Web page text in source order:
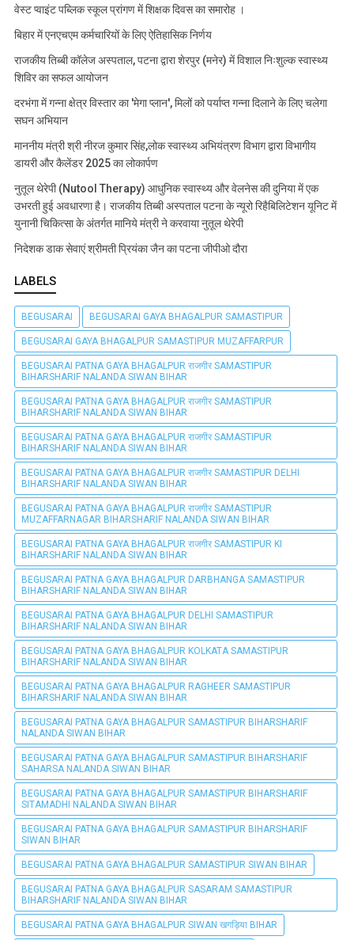
वेस्ट प्वाइंट पब्लिक स्कूल प्रांगण में शिक्षक दिवस का समारोह ।
बिहार में एनएचएम कर्मचारियों के लिए ऐतिहासिक निर्णय
राजकीय तिब्बी कॉलेज अस्पताल, पटना द्वारा शेरपुर (मनेर) में विशाल निःशुल्क स्वास्थ्य
शिविर का सफल आयोजन
दरभंगा में गन्ना क्षेत्र विस्तार का 'मेगा प्लान', मिलों को पर्याप्त गन्ना दिलाने के लिए चलेगा
सघन अभियान
माननीय मंत्री श्री नीरज कुमार सिंह,लोक स्वास्थ्य अभियंत्रण विभाग द्वारा विभागीय
डायरी और कैलेंडर 2025 का लोकार्पण
नुतूल थेरेपी (Nutool Therapy) आधुनिक स्वास्थ्य और वेलनेस की दुनिया में एक
उभरती हुई अवधारणा है। राजकीय तिब्बी अस्पताल पटना के न्यूरो रिहैबिलिटेशन यूनिट में
युनानी चिकित्सा के अंतर्गत मानिये मंत्री ने करवाया नुतूल थेरेपी
निदेशक डाक सेवाएं श्रीमती प्रियंका जैन का पटना जीपीओ दौरा
LABELS
BEGUSARAI BEGUSARAI GAYA BHAGALPUR SAMASTIPUR
BEGUSARAI GAYA BHAGALPUR SAMASTIPUR MUZAFFARPUR
BEGUSARAI PATNA GAYA BHAGALPUR राजगीर SAMASTIPUR
BIHARSHARIF NALANDA SIWAN BIHAR
BEGUSARAI PATNA GAYA BHAGALPUR राजगीर SAMASTIPUR
BIHARSHARIF NALANDA SIWAN BIHAR
BEGUSARAI PATNA GAYA BHAGALPUR राजगीर SAMASTIPUR
BIHARSHARIF NALANDA SIWAN BIHAR
BEGUSARAI PATNA GAYA BHAGALPUR राजगीर SAMASTIPUR DELHI
BIHARSHARIF NALANDA SIWAN BIHAR
BEGUSARAI PATNA GAYA BHAGALPUR राजगीर SAMASTIPUR
MUZAFFARNAGAR BIHARSHARIF NALANDA SIWAN BIHAR
BEGUSARAI PATNA GAYA BHAGALPUR राजगीर SAMASTIPUR KI
BIHARSHARIF NALANDA SIWAN BIHAR
BEGUSARAI PATNA GAYA BHAGALPUR DARBHANGA SAMASTIPUR
BIHARSHARIF NALANDA SIWAN BIHAR
BEGUSARAI PATNA GAYA BHAGALPUR DELHI SAMASTIPUR
BIHARSHARIF NALANDA SIWAN BIHAR
BEGUSARAI PATNA GAYA BHAGALPUR KOLKATA SAMASTIPUR
BIHARSHARIF NALANDA SIWAN BIHAR
BEGUSARAI PATNA GAYA BHAGALPUR RAGHEER SAMASTIPUR
BIHARSHARIF NALANDA SIWAN BIHAR
BEGUSARAI PATNA GAYA BHAGALPUR SAMASTIPUR BIHARSHARIF
NALANDA SIWAN BIHAR
BEGUSARAI PATNA GAYA BHAGALPUR SAMASTIPUR BIHARSHARIF
SAHARSA NALANDA SIWAN BIHAR
BEGUSARAI PATNA GAYA BHAGALPUR SAMASTIPUR BIHARSHARIF
SITAMADHI NALANDA SIWAN BIHAR
BEGUSARAI PATNA GAYA BHAGALPUR SAMASTIPUR BIHARSHARIF
SIWAN BIHAR
BEGUSARAI PATNA GAYA BHAGALPUR SAMASTIPUR SIWAN BIHAR
BEGUSARAI PATNA GAYA BHAGALPUR SASARAM SAMASTIPUR
BIHARSHARIF NALANDA SIWAN BIHAR
BEGUSARAI PATNA GAYA BHAGALPUR SIWAN खगड़िया BIHAR